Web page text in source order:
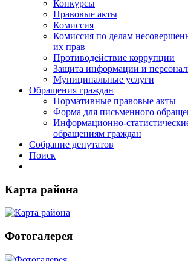
Конкурсы
Правовые акты
Комиссия
Комиссия по делам
их прав
Противодействие коррупции
Защита информации и
Муниципальные услуги
Обращения граждан
Нормативные правовые акты
Форма для письменного
Информационно-
обращениям граждан
Собрание депутатов
Поиск
Карта района
Фотогалерея